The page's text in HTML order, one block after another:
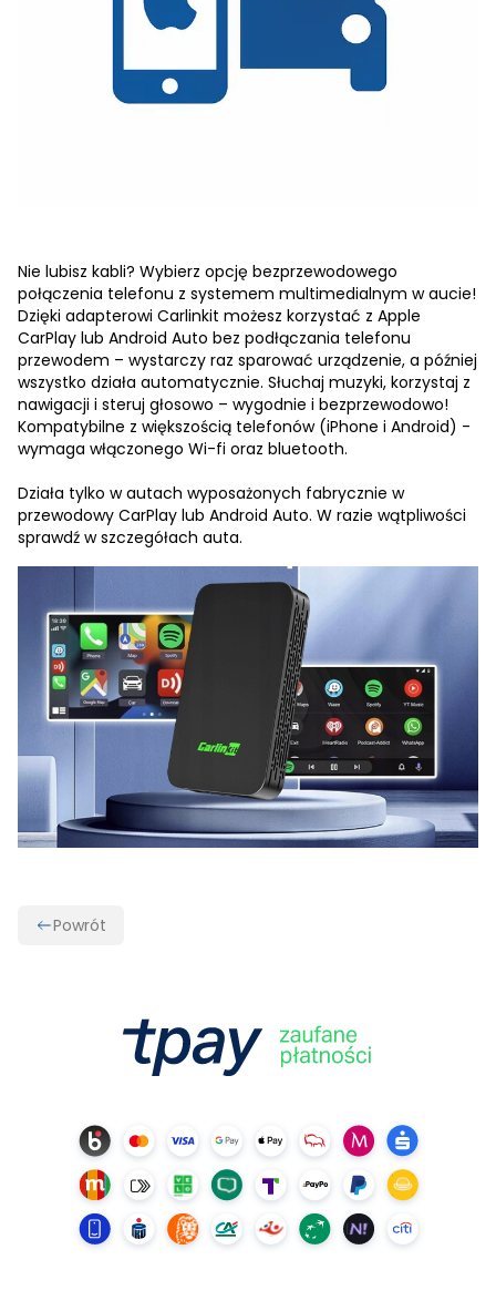
Nie lubisz kabli? Wybierz opcję bezprzewodowego
połączenia telefonu z systemem multimedialnym w aucie!
Dzięki adapterowi Carlinkit możesz korzystać z Apple
CarPlay lub Android Auto bez podłączania telefonu
przewodem – wystarczy raz sparować urządzenie, a później
wszystko działa automatycznie. Słuchaj muzyki, korzystaj z
nawigacji i steruj głosowo – wygodnie i bezprzewodowo!
Kompatybilne z większością telefonów (iPhone i Android) -
wymaga włączonego Wi-fi oraz bluetooth.
Działa tylko w autach wyposażonych fabrycznie w
przewodowy CarPlay lub Android Auto. W razie wątpliwości
sprawdź w szczegółach auta.
Powrót